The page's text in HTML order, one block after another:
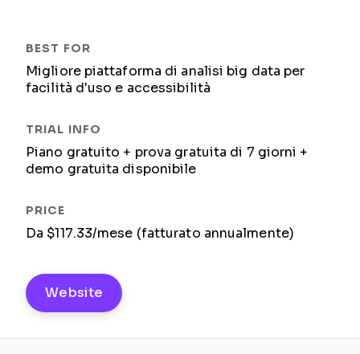
Migliore piattaforma di analisi big data per
facilità d'uso e accessibilità
Piano gratuito + prova gratuita di 7 giorni +
demo gratuita disponibile
Da $117.33/mese (fatturato annualmente)
Website